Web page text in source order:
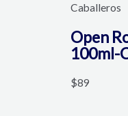
Caballeros
Open
100ml-
$89